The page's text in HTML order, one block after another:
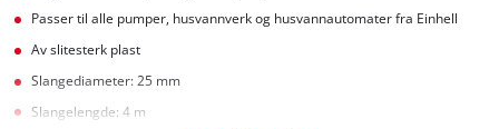
Passer til alle pumper, husvannverk og husvannautomater fra Einhell
Av slitesterk plast
Slangediameter: 25 mm
Slangelengde: 4 m